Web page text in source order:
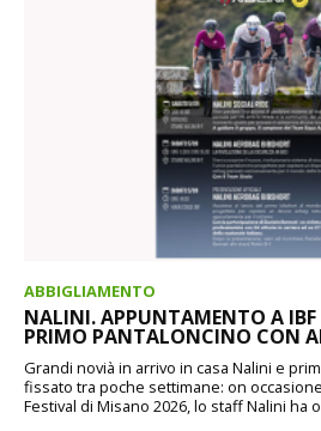
ABBIGLIAMENTO
NALINI. APPUNTAMENTO A IBF
PRIMO PANTALONCINO CON
Grandi novià in arrivo in casa Nalini e
fissato tra poche settimane: on
Festival di Misano 2026, lo staff Nalini ha